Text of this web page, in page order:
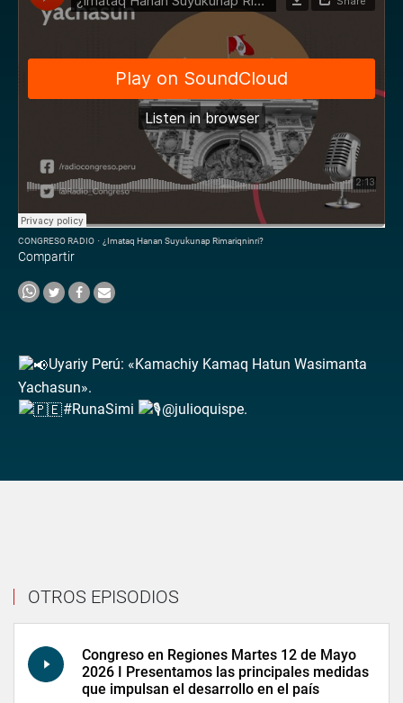
CONGRESO RADIO · ¿Imataq Hanan Suyukunap Rimariqninri?
Compartir
Uyariy Perú: «Kamachiy Kamaq Hatun Wasimanta
Yachasun».
#RunaSimi
@julioquispe.
OTROS EPISODIOS
Congreso en Regiones Martes 12 de Mayo
2026 I Presentamos las principales medidas
que impulsan el desarrollo en el país